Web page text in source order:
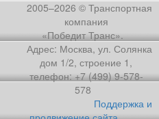
2005–2026 © Транспортная
компания
«Победит Транс».
Адрес: Москва, ул. Солянка
дом 1/2, строение 1,
телефон: +7 (499) 9-578-
578
Поддержка и